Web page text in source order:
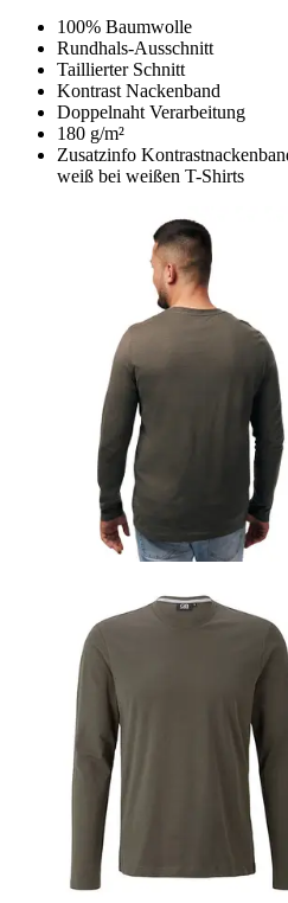
100% Baumwolle
Rundhals-Ausschnitt
Taillierter Schnitt
Kontrast Nackenband
Doppelnaht Verarbeitung
180 g/m²
Zusatzinfo
weiß bei weißen T-Shirts